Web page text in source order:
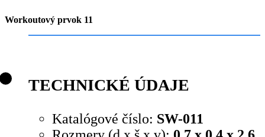
Workoutový prvok 11
TECHNICKÉ ÚDAJE
Katalógové číslo: SW-011